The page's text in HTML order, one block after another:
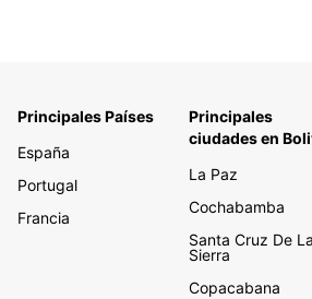
Principales Países
España
Portugal
Francia
Principales
ciudades en
La Paz
Cochabamba
Santa Cruz De La
Sierra
Copacabana